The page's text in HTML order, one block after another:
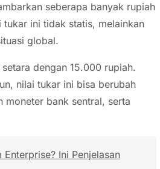
seberapa banyak rupiah
ini tidak statis, melainkan
global.
dengan 15.000 rupiah.
nilai tukar ini bisa berubah
bank sentral, serta
Ini Penjelasan